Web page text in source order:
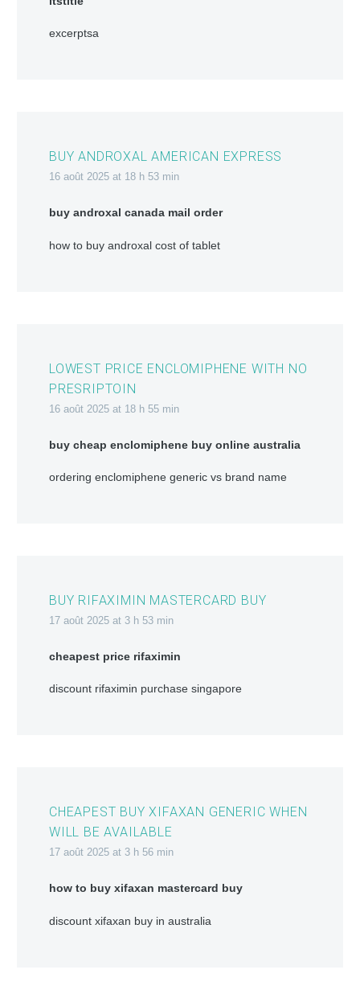
excerptsa
BUY ANDROXAL AMERICAN EXPRESS
16 août 2025 at 18 h 53 min
buy androxal canada mail order
how to buy androxal cost of tablet
LOWEST PRICE ENCLOMIPHENE WITH NO
PRESRIPTOIN
16 août 2025 at 18 h 55 min
buy cheap enclomiphene buy online australia
ordering enclomiphene generic vs brand name
BUY RIFAXIMIN MASTERCARD BUY
17 août 2025 at 3 h 53 min
cheapest price rifaximin
discount rifaximin purchase singapore
CHEAPEST BUY XIFAXAN GENERIC WHEN
WILL BE AVAILABLE
17 août 2025 at 3 h 56 min
how to buy xifaxan mastercard buy
discount xifaxan buy in australia